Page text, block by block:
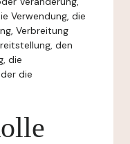
Verwendung, die
Verbreitung
den
die
die